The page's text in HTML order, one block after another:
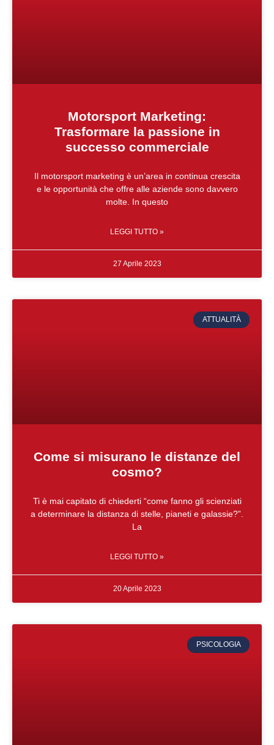
Motorsport Marketing:
Trasformare la passione in
successo commerciale
Il motorsport marketing è un’area in continua crescita
e le opportunità che offre alle aziende sono davvero
molte. In questo
LEGGI TUTTO »
27 Aprile 2023
ATTUALITÀ
Come si misurano le distanze del
cosmo?
Ti è mai capitato di chiederti “come fanno gli scienziati
a determinare la distanza di stelle, pianeti e galassie?”.
La
LEGGI TUTTO »
20 Aprile 2023
PSICOLOGIA